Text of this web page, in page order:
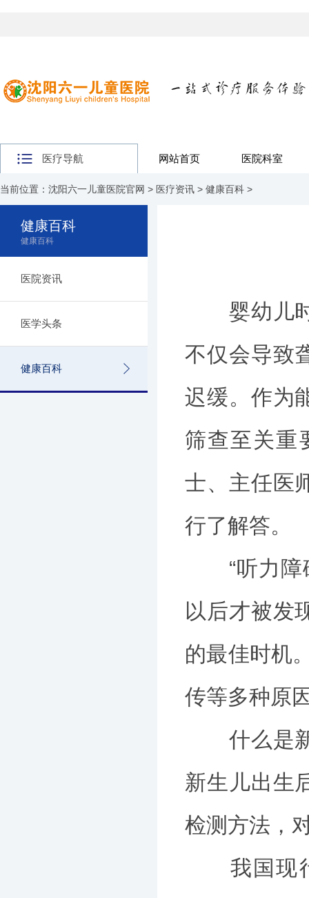
医疗导航 网站首页 医院科室
当前位置： 沈阳六一儿童医院官网 > 医疗资讯 > 健康百科 >
健康百科
健康百科
医院资讯
医学头条
健康百科
婴幼儿时
不仅会导致
迟缓。作为
筛查至关重
士、主任医
行了解答。
“听力障碍
以后才被发
的最佳时机
传等多种原
什么是新
新生儿出生
检测方法，
我国现行